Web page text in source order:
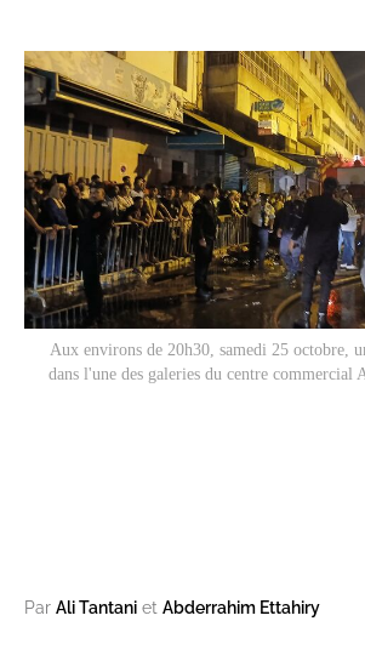
Aux environs de 20h30, samedi 25 octobre,
dans l'une des galeries du centre commercial
Par Ali Tantani et Abderrahim Ettahiry